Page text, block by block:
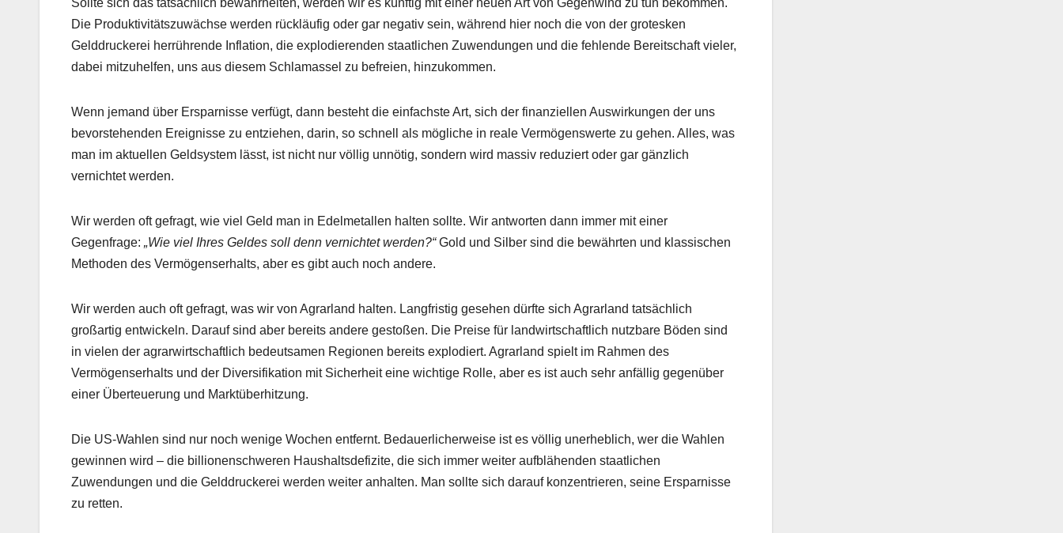
Sollte sich das tatsächlich bewahrheiten, werden wir es künftig mit einer neuen Art von Gegenwind zu tun bekommen.
Die Produktivitätszuwächse werden rückläufig oder gar negativ sein, während hier noch die von der grotesken
Gelddruckerei herrührende Inflation, die explodierenden staatlichen Zuwendungen und die fehlende Bereitschaft vieler,
dabei mitzuhelfen, uns aus diesem Schlamassel zu befreien, hinzukommen.
Wenn jemand über Ersparnisse verfügt, dann besteht die einfachste Art, sich der finanziellen Auswirkungen der uns
bevorstehenden Ereignisse zu entziehen, darin, so schnell als mögliche in reale Vermögenswerte zu gehen. Alles, was
man im aktuellen Geldsystem lässt, ist nicht nur völlig unnötig, sondern wird massiv reduziert oder gar gänzlich
vernichtet werden.
Wir werden oft gefragt, wie viel Geld man in Edelmetallen halten sollte. Wir antworten dann immer mit einer
Gegenfrage: „Wie viel Ihres Geldes soll denn vernichtet werden?“Gold und Silber sind die bewährten und klassischen
Methoden des Vermögenserhalts, aber es gibt auch noch andere.
Wir werden auch oft gefragt, was wir von Agrarland halten. Langfristig gesehen dürfte sich Agrarland tatsächlich
großartig entwickeln. Darauf sind aber bereits andere gestoßen. Die Preise für landwirtschaftlich nutzbare Böden sind
in vielen der agrarwirtschaftlich bedeutsamen Regionen bereits explodiert. Agrarland spielt im Rahmen des
Vermögenserhalts und der Diversifikation mit Sicherheit eine wichtige Rolle, aber es ist auch sehr anfällig gegenüber
einer Überteuerung und Marktüberhitzung.
Die US-Wahlen sind nur noch wenige Wochen entfernt. Bedauerlicherweise ist es völlig unerheblich, wer die Wahlen
gewinnen wird – die billionenschweren Haushaltsdefizite, die sich immer weiter aufblähenden staatlichen
Zuwendungen und die Gelddruckerei werden weiter anhalten. Man sollte sich darauf konzentrieren, seine Ersparnisse
zu retten.